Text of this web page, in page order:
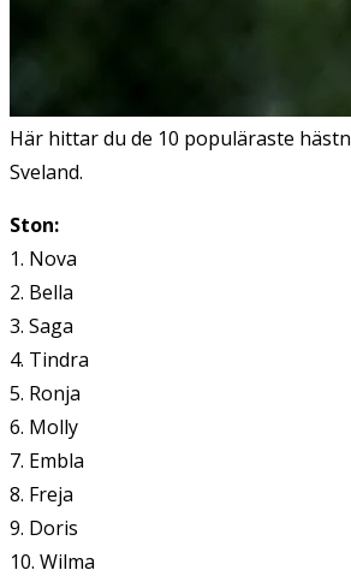
Här hittar du de 10 populäraste
Sveland.
Ston:
1. Nova
2. Bella
3. Saga
4. Tindra
5. Ronja
6. Molly
7. Embla
8. Freja
9. Doris
10. Wilma